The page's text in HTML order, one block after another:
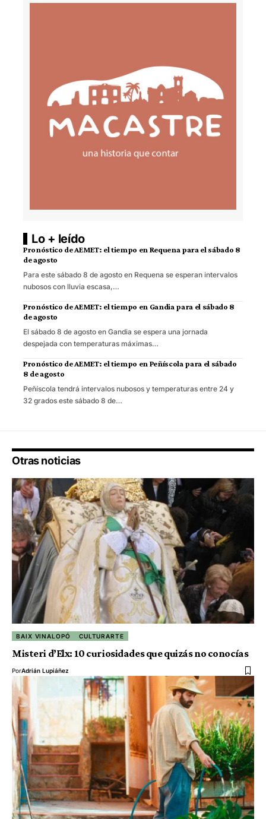
Lo + leído
Pronóstico de AEMET: el tiempo en Requena para el sábado 8
de agosto
Para este sábado 8 de agosto en Requena se esperan intervalos
nubosos con lluvia escasa,…
Pronóstico de AEMET: el tiempo en Gandia para el sábado 8
de agosto
El sábado 8 de agosto en Gandia se espera una jornada
despejada con temperaturas máximas…
Pronóstico de AEMET: el tiempo en Peñíscola para el sábado
8 de agosto
Peñíscola tendrá intervalos nubosos y temperaturas entre 24 y
32 grados este sábado 8 de…
Otras noticias
BAIX VINALOPÓ CULTURARTE
Misteri d’Elx: 10 curiosidades que quizás no conocías
PorAdrián Lupiáñez